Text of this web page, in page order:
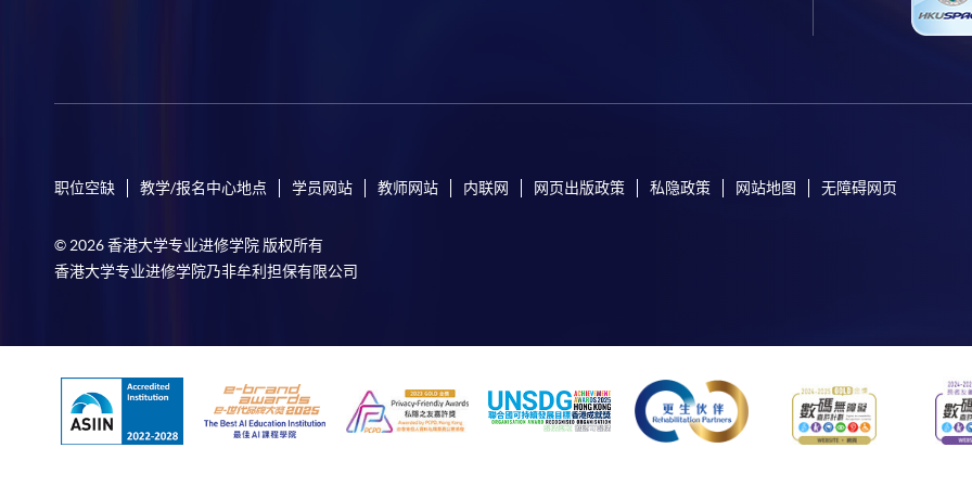
职位空缺 教学/报名中心地点 学员网站 教师网站 内联网 网页出版政策 私隐政策 网站地图 无障碍网页
© 2026 香港大学专业进修学院 版权所有
香港大学专业进修学院乃非牟利担保有限公司